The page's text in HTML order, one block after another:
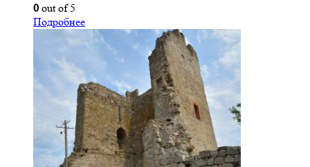
0 out of 5
Подробнее